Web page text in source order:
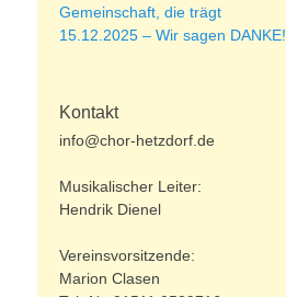
Gemeinschaft, die trägt
15.12.2025 – Wir sagen DANKE!
Kontakt
info@chor-hetzdorf.de
Musikalischer Leiter:
Hendrik Dienel
Vereinsvorsitzende:
Marion Clasen